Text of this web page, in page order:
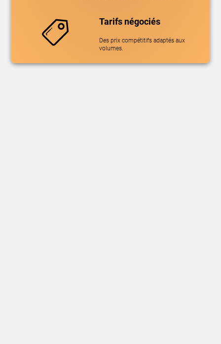
Tarifs négociés
Des prix compétitifs adaptés aux
volumes.